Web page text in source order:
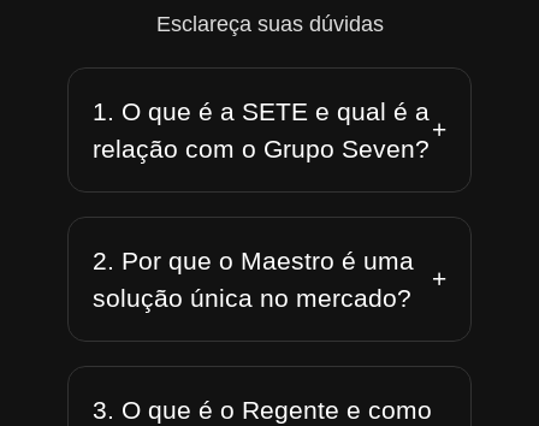
Esclareça suas dúvidas
1. O que é a SETE e qual é a
relação com o Grupo Seven?
+
2. Por que o Maestro é uma
solução única no mercado?
+
3. O que é o Regente e como